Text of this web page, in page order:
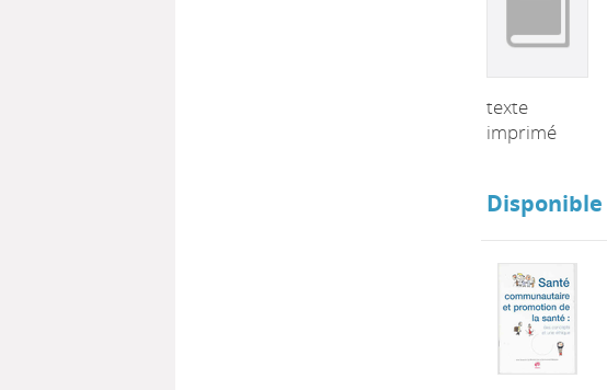
texte
imprimé
Disponible